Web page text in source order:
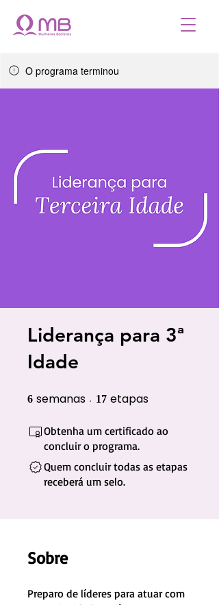
O programa terminou
Liderança para 3ª
Idade
6 semanas 6 semanas
17 etapas
Obtenha um certificado ao
concluir o programa.
Quem concluir todas as etapas
receberá um selo.
Sobre
Preparo de líderes para atuar com